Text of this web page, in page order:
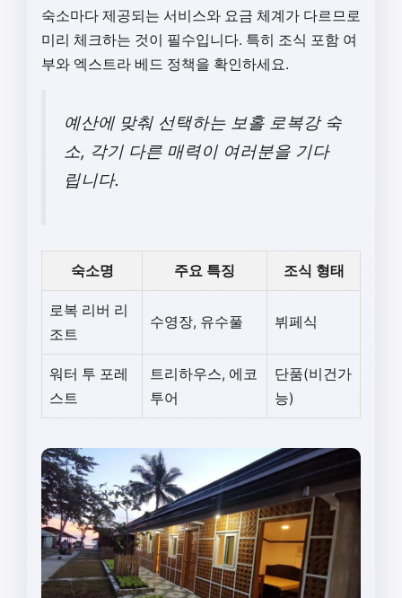
숙소마다 제공되는 서비스와 요금 체계가 다르므로
미리 체크하는 것이 필수입니다. 특히 조식 포함 여
부와 엑스트라 베드 정책을 확인하세요.
예산에 맞춰 선택하는 보홀 로복강 숙
소, 각기 다른 매력이 여러분을 기다
립니다.
숙소명 주요 특징 조식 형태
로복 리버 리
조트
수영장, 유수풀 뷔페식
워터 투 포레
스트
트리하우스, 에코
투어
단품(비건가
능)